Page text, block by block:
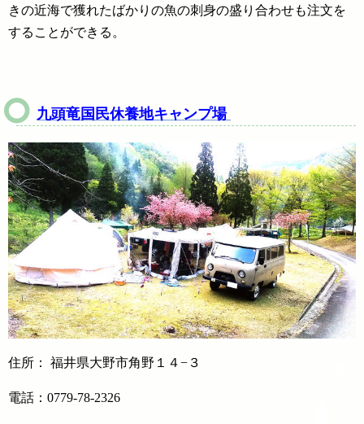
きの近海で獲れたばかりの魚の刺身の盛り合わせも注文を
することができる。
九頭竜国民休養地キャンプ場
住所： 福井県大野市角野１４−３
電話：0779-78-2326